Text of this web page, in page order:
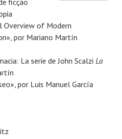
ficção
Overview of Modern
por Mariano Martín
La serie de John Scalzi La
por Luis Manuel García